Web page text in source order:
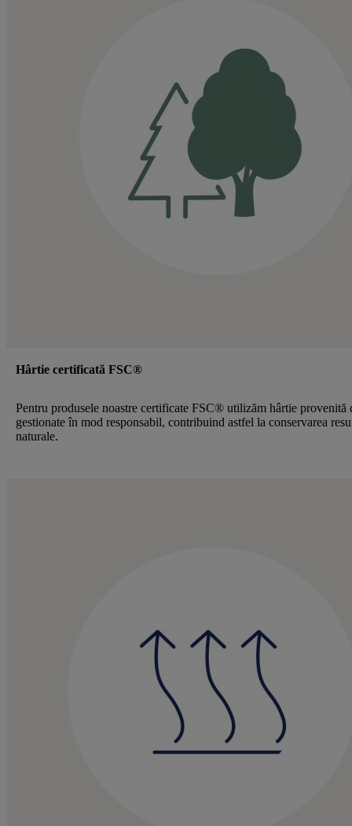
Hârtie certificată FSC®
Pentru produsele noastre certificate FSC® utilizăm hârtie provenită
gestionate în mod responsabil, contribuind astfel la conservarea
naturale.